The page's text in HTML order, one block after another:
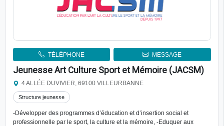
TÉLÉPHONE MESSAGE
Jeunesse Art Culture Sport et Mémoire (JACSM)
4 ALLÉE DUVIVIER, 69100 VILLEURBANNE
Structure jeunesse
-Développer des programmes d’éducation et d’insertion social et
professionnelle par le sport, la culture et la mémoire, -Eduquer aux